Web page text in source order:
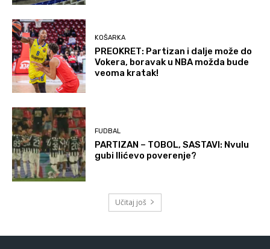
KOŠARKA
PREOKRET: Partizan i dalje može do
Vokera, boravak u NBA možda bude
veoma kratak!
FUDBAL
PARTIZAN – TOBOL, SASTAVI: Nvulu
gubi Ilićevo poverenje?
Učitaj još